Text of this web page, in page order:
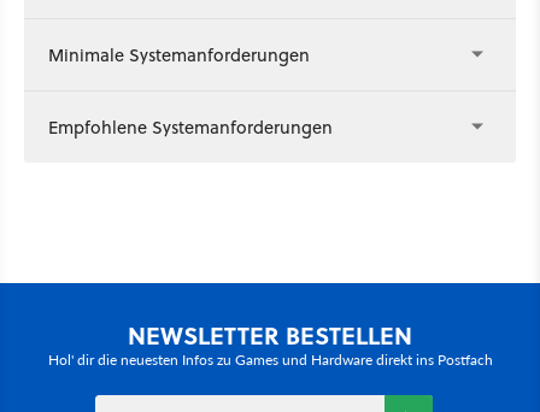
Minimale Systemanforderungen
Empfohlene Systemanforderungen
NEWSLETTER BESTELLEN
Hol' dir die neuesten Infos zu Games und Hardware direkt ins Postfach